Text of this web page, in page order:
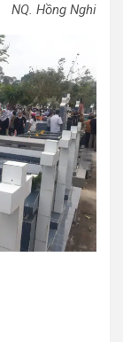
NQ. Hồng Nghi